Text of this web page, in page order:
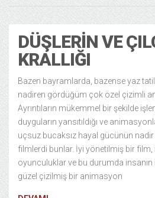
DÜŞLERIN VE
KRALLIĞI
Bazen bayramlarda, bazense yaz
nadiren gördüğüm çok özel çizimli
Ayrıntıların mükemmel bir şekilde
duyguların yansıtıldığı ve
uçsuz bucaksız hayal gücünün
filmlerdi bunlar. İyi yönetilmiş bir film,
oyunculuklar ve bu durumda insanın
güzel çizilmiş bir animasyon